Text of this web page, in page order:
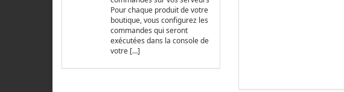
Pour chaque produit de votre
boutique, vous configurez les
commandes qui seront
exécutées dans la console de
votre […]